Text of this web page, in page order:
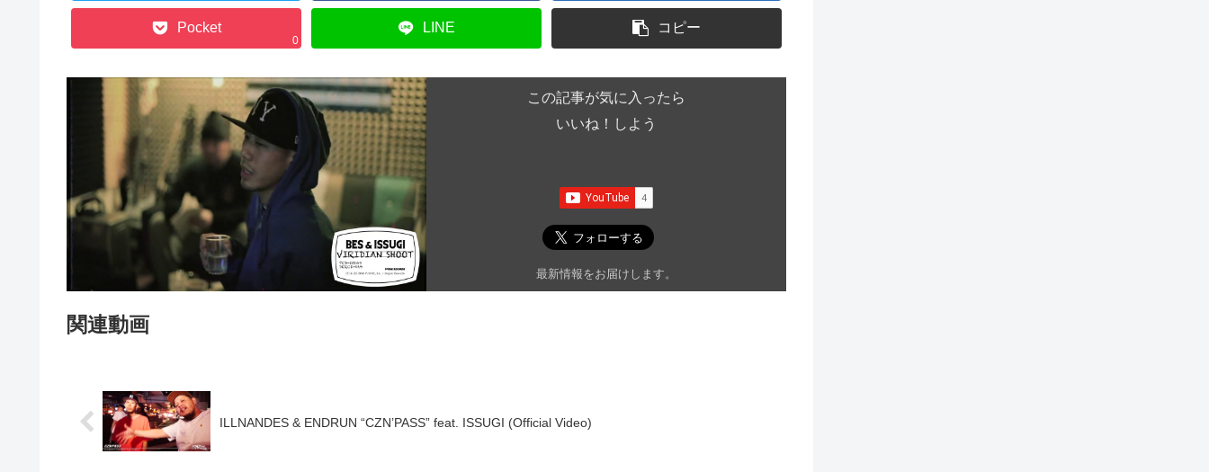
Pocket
0
LINE コピー
この記事が気に入ったら
いいね！しよう
最新情報をお届けします。
関連動画
ILLNANDES & ENDRUN “CZN’PASS” feat. ISSUGI (Official Video)